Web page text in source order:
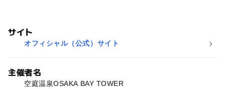
サイト
オフィシャル（公式）サイト
主催者名
空庭温泉OSAKA BAY TOWER